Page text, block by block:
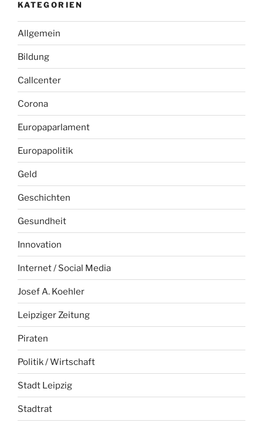
KATEGORIEN
Allgemein
Bildung
Callcenter
Corona
Europaparlament
Europapolitik
Geld
Geschichten
Gesundheit
Innovation
Internet / Social Media
Josef A. Koehler
Leipziger Zeitung
Piraten
Politik / Wirtschaft
Stadt Leipzig
Stadtrat